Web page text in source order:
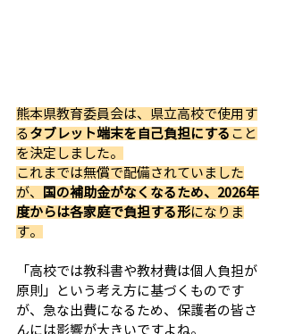
熊本県教育委員会は、県立高校で使用す
る タブレット端末を自己負担にする こと
を決定しました。
これまでは無償で配備されていました
が、
国の補助金がなくなるため、2026年
度からは各家庭で負担する形になりま
す。
「高校では教科書や教材費は個人負担が
原則」という考え方に基づくものです
が、急な出費になるため、保護者の皆さ
んには影響が大きいですよね。